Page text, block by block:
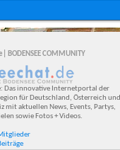
BODENSEE COMMUNITY
Das innovative Internetportal der
für Deutschland, Österreich und
mit aktuellen News, Events, Partys,
sowie Fotos + Videos.